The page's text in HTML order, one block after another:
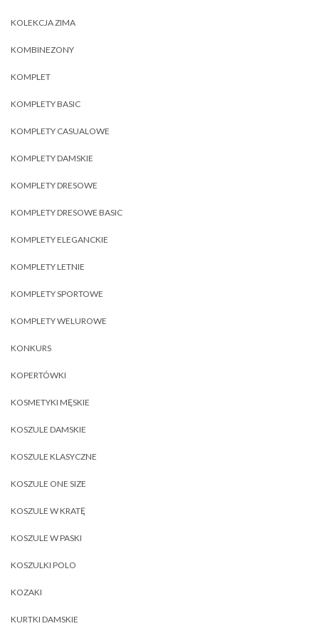
KOLEKCJA ZIMA
KOMBINEZONY
KOMPLET
KOMPLETY BASIC
KOMPLETY CASUALOWE
KOMPLETY DAMSKIE
KOMPLETY DRESOWE
KOMPLETY DRESOWE BASIC
KOMPLETY ELEGANCKIE
KOMPLETY LETNIE
KOMPLETY SPORTOWE
KOMPLETY WELUROWE
KONKURS
KOPERTÓWKI
KOSMETYKI MĘSKIE
KOSZULE DAMSKIE
KOSZULE KLASYCZNE
KOSZULE ONE SIZE
KOSZULE W KRATĘ
KOSZULE W PASKI
KOSZULKI POLO
KOZAKI
KURTKI DAMSKIE